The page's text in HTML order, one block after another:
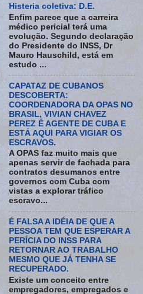
Histeria coletiva: D.E.
Enfim parece que a carreira
médico pericial terá uma
evolução. Segundo declaração
do Presidente do INSS, Dr
Mauro Hauschild, está em
estudo ...
CAPATAZ DE CUBANOS
DESCOBERTA:
COORDENADORA DA OPAS NO
BRASIL, VIVIAN CHAVEZ
PEREZ É AGENTE DE CUBA E
ESTÁ AQUI PARA VIGIAR OS
ESCRAVOS.
A OPAS faz muito mais que
apenas servir de fachada para
contratos desumanos entre
governos com Cuba com
vistas a explorar tráfico
escravo...
É FALSA A IDÉIA DE QUE A
PESSOA TEM QUE ESPERAR A
PERÍCIA DO INSS PARA
RETORNAR AO TRABALHO
MESMO QUE JÁ TENHA SE
RECUPERADO.
Existe um conceito entre
empregadores, empregados e